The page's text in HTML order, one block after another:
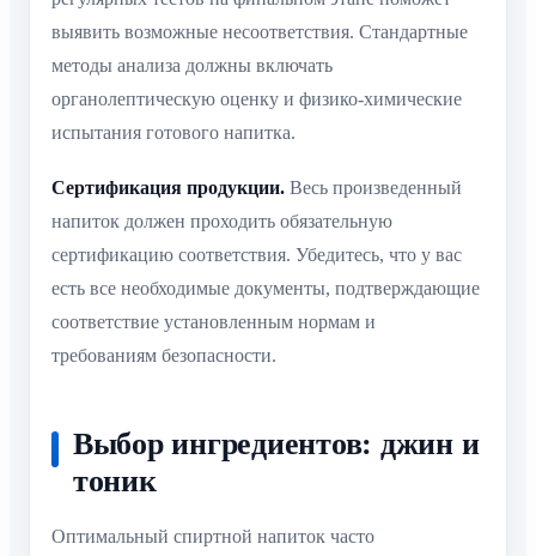
выявить возможные несоответствия. Стандартные
методы анализа должны включать
органолептическую оценку и физико-химические
испытания готового напитка.
Сертификация продукции. Весь произведенный
напиток должен проходить обязательную
сертификацию соответствия. Убедитесь, что у вас
есть все необходимые документы, подтверждающие
соответствие установленным нормам и
требованиям безопасности.
Выбор ингредиентов: джин и
тоник
Оптимальный спиртной напиток часто